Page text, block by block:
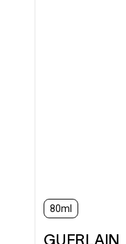
80ml
GUERLAIN